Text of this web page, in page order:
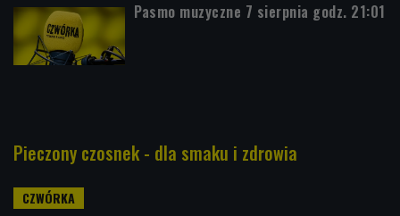
Pasmo muzyczne 7 sierpnia godz. 21:01
Pieczony czosnek - dla smaku i zdrowia